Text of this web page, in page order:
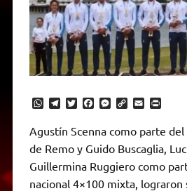
W
t
s
A
p
p
T
l
e
g
a
m
T
t
t
e
r
F
e
b
o
o
k
M
s
e
n
g
e
C
y
L
n
k
E
i
l
P
n
t
F
r
i
Agustín Scenna como parte
de Remo y Guido Buscaglia,
Guillermina Ruggiero como
nacional 4×100 mixta, lograron